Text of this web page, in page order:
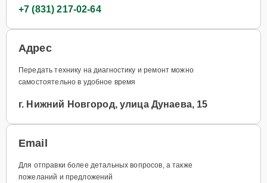
+7 (831) 217-02-64
Адрес
Передать технику на диагностику и ремонт можно
самостоятельно в удобное время
г. Нижний Новгород, улица Дунаева, 15
Email
Для отправки более детальных вопросов, а также
пожеланий и предложений